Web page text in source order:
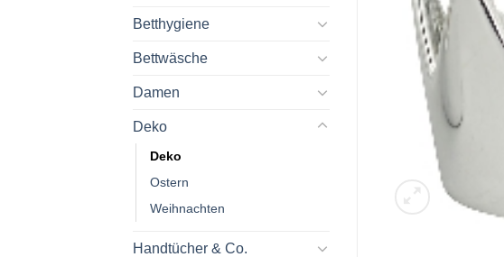
Betthygiene
Bettwäsche
Damen
Deko
Deko
Ostern
Weihnachten
Handtücher & Co.